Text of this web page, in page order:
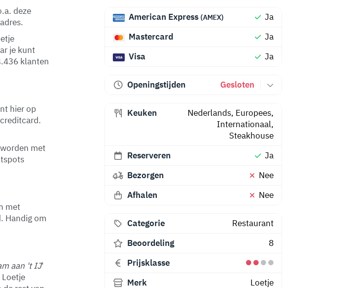
deze
je kunt
klanten
hier op
creditcard.
met
met
Handig om
aan 't IJ'
Loetje
American Express (AMEX)
Ja
Mastercard
Ja
Visa
Ja
Openingstijden Gesloten
Keuken Nederlands, Europees,
Internationaal,
Steakhouse
Reserveren
Ja
Bezorgen
Nee
Afhalen
Nee
Categorie
Restaurant
Beoordeling
8
Prijsklasse
Merk
Loetje